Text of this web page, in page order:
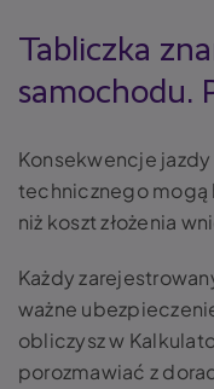
Tabliczka
samochodu.
Konsekwencje
technicznego mogą
niż koszt złożenia
Każdy
ważne
obliczysz w
porozmawiać z